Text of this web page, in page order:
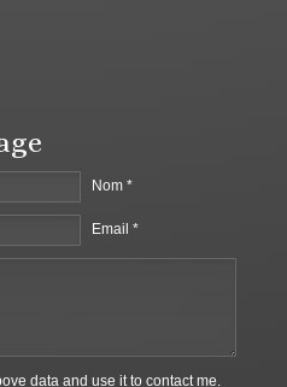
Nom *
Email *
data and use it to contact me.